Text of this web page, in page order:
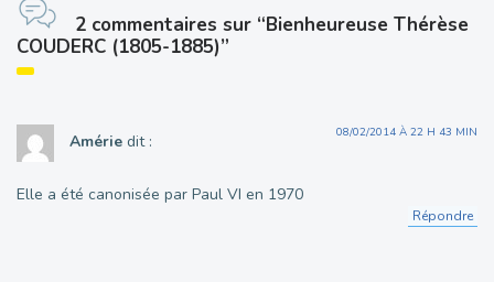
2 commentaires sur “Bienheureuse Thérèse
COUDERC (1805-1885)”
Amérie dit : 08/02/2014 À 22 H 43 MIN
Elle a été canonisée par Paul VI en 1970
Répondre